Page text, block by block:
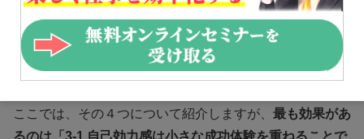
バンデューラ博士たちは、どのようにして自己効力感が育
まれるかについても、さまざまな研究をおこないました。
その結果、自己効力感に影響するものとして４つのことを
挙げています。
ここでは、その４つについて紹介しますが、 最も効果があ
るのは「3-1.自己効力感は小さな成功体験を重ねることで